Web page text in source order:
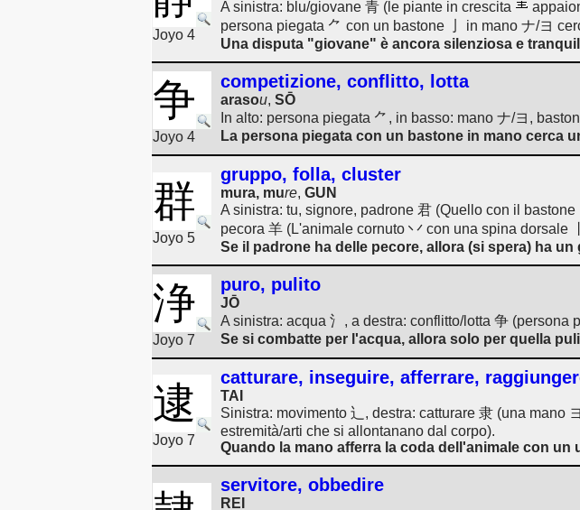
Joyo 4
A sinistra: blu/giovane 青 (le piante in crescita
persona piegata ⺈ con un bastone 亅 in mano ナ/ヨ
Una disputa "giovane" è ancora silenziosa e
争
Joyo 4
competizione, conflitto, lotta
arasou, SŌ
In alto: persona piegata ⺈, in basso: mano ナ/ヨ,
La persona piegata con un bastone in mano cerca
群
Joyo 5
gruppo, folla, cluster
mura, mure, GUN
A sinistra: tu, signore, padrone 君 (Quello con il
pecora 羊 (L'animale cornuto 丷 con una spina dorsale
Se il padrone ha delle pecore, allora (si spera) ha un
浄
Joyo 7
puro, pulito
JŌ
A sinistra: acqua 氵, a destra: conflitto/lotta 争
Se si combatte per l'acqua, allora solo per quella
逮
Joyo 7
catturare, inseguire, afferrare,
TAI
Sinistra: movimento 辶, destra: catturare 隶 (una mano
estremità/arti che si allontanano dal corpo).
Quando la mano afferra la coda dell'animale con
servitore, obbedire
REI